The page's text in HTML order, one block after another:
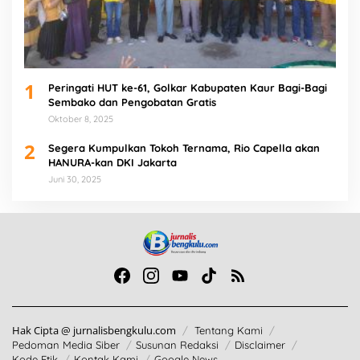
1
Peringati HUT ke-61, Golkar Kabupaten Kaur Bagi-Bagi
Sembako dan Pengobatan Gratis
Oktober 8, 2025
2
Segera Kumpulkan Tokoh Ternama, Rio Capella akan
HANURA-kan DKI Jakarta
Juni 30, 2025
Hak Cipta @ jurnalisbengkulu.com
Tentang Kami
Pedoman Media Siber
Susunan Redaksi
Disclaimer